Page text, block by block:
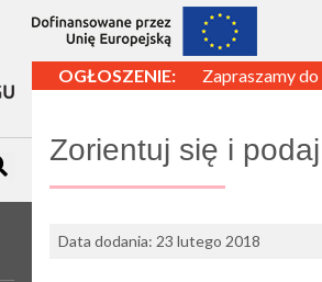
OGŁOSZENIE: Zapraszamy
Zorientuj się i
Data dodania: 23 lutego 2018